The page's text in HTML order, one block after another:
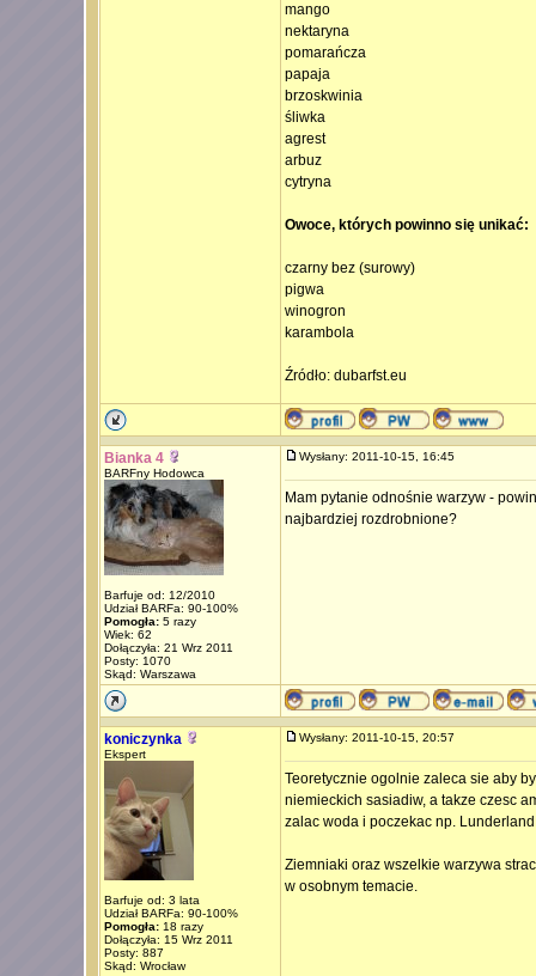
mango
nektaryna
pomarańcza
papaja
brzoskwinia
śliwka
agrest
arbuz
cytryna
Owoce, których powinno się unikać:
czarny bez (surowy)
pigwa
winogron
karambola
Źródło: dubarfst.eu
Bianka 4
BARFny Hodowca
Barfuje od: 12/2010
Udział BARFa: 90-100%
Pomogła:5 razy
Wiek: 62
Dołączyła: 21 Wrz 2011
Posty: 1070
Skąd: Warszawa
Wysłany: 2011-10-15, 16:45
Mam pytanie odnośnie warzyw -
najbardziej rozdrobnione?
koniczynka
Ekspert
Barfuje od: 3 lata
Udział BARFa: 90-100%
Pomogła:18 razy
Dołączyła: 15 Wrz 2011
Posty: 887
Skąd: Wrocław
Wysłany: 2011-10-15, 20:57
Teoretycznie ogolnie zaleca sie aby
niemieckich sasiadiw, a takze czesc
zalac woda i poczekac np.
Ziemniaki oraz wszelkie warzywa
w osobnym temacie.